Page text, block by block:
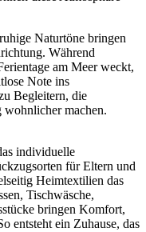
Naturtöne bringen
Während
am Meer weckt,
Note ins
Begleitern, die
machen.
individuelle
für Eltern und
Heimtextilien das
Tischwäsche,
bringen Komfort,
entsteht ein Zuhause, das